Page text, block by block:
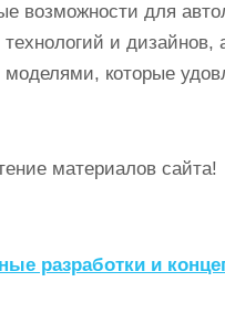
возможности для
и дизайнов,
которые
материалов сайта!
разработки и